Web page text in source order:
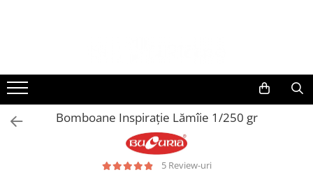
Bomboane Inspirație Lămîie 1/250 gr
5 Review-uri